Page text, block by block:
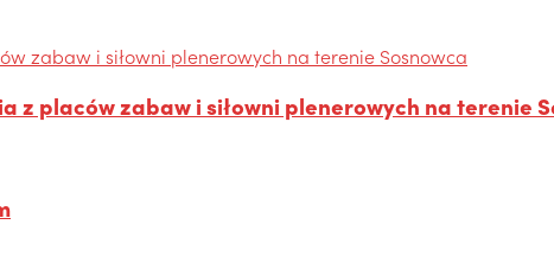
z placów zabaw i siłowni plenerowych na terenie